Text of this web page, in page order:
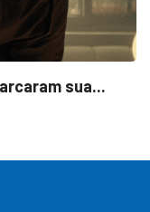
sua...